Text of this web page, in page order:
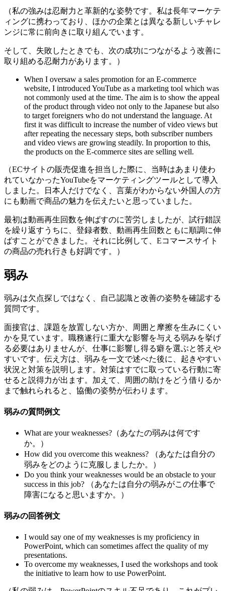
（私の強みは忍耐力と革新的な姿勢です。私は長年マーケテ
ィングに携わっており、ほかの企業とは異なる新しいチャレ
ンジに常に前向きに取り組んでいます。
そして、失敗したときでも、次の成功につながるよう改善に
取り組める忍耐力があります。）
When I oversaw a sales promotion for an E-commerce
website, I introduced YouTube as a marketing tool which was
not commonly used at the time. The aim is to show the appeal
of the product through video not only to the Japanese but also
to target foreigners who do not understand the language. At
first it was difficult to increase the number of video views but
after repeating the necessary steps, both subscriber numbers
and video views are growing steadily. In proportion to this,
the products on the E-commerce sites are selling well.
（ECサイトの販売促進を担当した際に、当時はあまり使わ
れていなかったYouTubeをマーケティングツールとして導入
しました。日本人だけでなく、言葉がわからない外国人の方
にも動画で商品の魅力を伝えたいと思っていました。
最初は動画再生回数を伸ばすのに苦労しましたが、試行錯誤
を繰り返すうちに、登録者数、動画再生回数ともに順調に伸
ばすことができました。それに比例して、Eコマースサイト
の商品の売れ行きも好調です。）
弱み
弱みは欠点探しではなく、自己認識と改善の姿勢を確認する
質問です。
面接官は、課題を放置しない方か、周囲と摩擦を生みにくい
かを見ています。職務遂行に重大な影響を与える弱みを挙げ
る必要はありませんが、仕事に影響し得る癖を選ぶと答えや
すいです。伝え方は、弱みを一文で述べた後に、起きやすい
状況と対策を説明します。対策はすでに取っている行動に寄
せると説得力が出ます。加えて、周囲の助けをどう借りるか
まで触れられると、協働の姿勢が伝わります。
弱みの質問例文
What are your weaknesses?（あなたの弱みは何です
か。）
How did you overcome this weakness? （あなたは自分の
弱みをどのように克服しましたか。）
Do you think your weaknesses would be an obstacle to your
success in this job? （あなたは自分の弱みがこの仕事で
障害になると思いますか。）
弱みの回答例文
I would say one of my weaknesses is my proficiency in
PowerPoint, which can sometimes affect the quality of my
presentations.
To overcome my weaknesses, I used the workshops and took
the initiative to learn how to use PowerPoint.